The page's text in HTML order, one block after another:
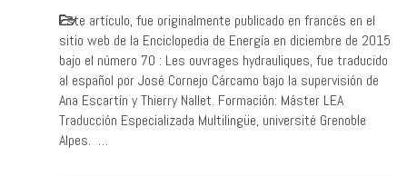
Este artículo, fue originalmente publicado en francés en el
sitio web de la Enciclopedia de Energía en diciembre de 2015
bajo el número 70 : Les ouvrages hydrauliques, fue traducido
al español por José Cornejo Cárcamo bajo la supervisión de
Ana Escartín y Thierry Nallet. Formación: Máster LEA
Traducción Especializada Multilingüe, université Grenoble
Alpes. …